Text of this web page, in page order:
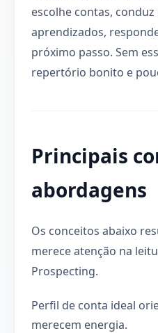
escolhe contas,
aprendizados,
próximo passo. Sem
repertório bonito e
Principais
abordagens
Os conceitos abaixo
merece atenção na
Prospecting.
Perfil de conta ideal
merecem energia.